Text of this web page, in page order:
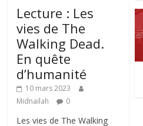
Lecture : Les
vies de The
Walking Dead.
En quête
d’humanité
10 mars 2023
Midnailah
0
Les vies de The Walking